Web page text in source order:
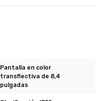
Pantalla en color
transflectiva de 8,4
pulgadas